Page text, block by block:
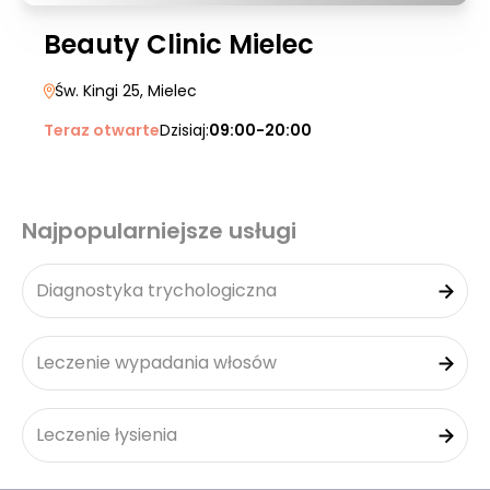
Beauty Clinic Mielec
Św. Kingi 25, Mielec
Teraz otwarteDzisiaj:09:00-20:00
Najpopularniejsze usługi
Diagnostyka trychologiczna
Leczenie wypadania włosów
Leczenie łysienia